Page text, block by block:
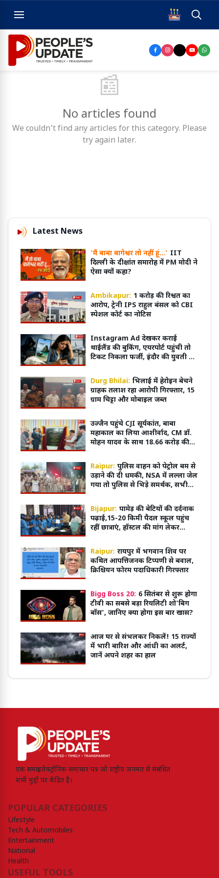
📰
No articles found
We couldn't find any articles for this category. Please
try again later.
Latest News
'मैं बाबा बागेश्वर तो नहीं हूं...' IIT
दिल्ली के दीक्षांत समारोह में PM मोदी ने
ऐसा क्यों कहा?
Ambikapur: 1 करोड़ की रिश्वत का
आरोप, ट्रेनी IPS राहुल बंसल को CBI
स्पेशल कोर्ट का नोटिस
Instagram Ad देखकर कराई
थाईलैंड की बुकिंग, एयरपोर्ट पहुंची तो
टिकट निकला फर्जी, इंदौर की युवती से
Durg Bhilai: भिलाई में हेरोइन बेचने
ग्राहक तलाश रहा आरोपी गिरफ्तार, 15
ग्राम चिट्टा और मोबाइल जब्त
उज्जैन पहुंचे CJI सूर्यकांत, बाबा
महाकाल का लिया आशीर्वाद, CM डॉ.
मोहन यादव के साथ 18.66 करोड़ की
Raipur: पुलिस वाहन को पेट्रोल बम से
उड़ाने की दी धमकी, NSA में लल्ला जेल
गया तो पुलिस से भिड़े समर्थक, सभी
Bijapur: पामेड़ की बेटियों की दर्दनाक
पढ़ाई,15-20 किमी पैदल स्कूल पहुंच
रहीं छात्राएं, हॉस्टल की मांग लेकर
Raipur: रायपुर में भगवान शिव पर
कथित आपत्तिजनक टिप्पणी से बवाल,
क्रिश्चियन फोरम पदाधिकारी गिरफ्तार
Bigg Boss 20: 6 सितंबर से शुरू होगा
टीवी का सबसे बड़ा रियलिटी शो'बिग
बॉस', जानिए क्या होगा इस बार खास?
आज घर से संभलकर निकलें! 15 राज्यों
में भारी बारिश और आंधी का अलर्ट,
जानें अपने शहर का हाल
एक समग्र इलेक्ट्रॉनिक समाचार पत्र जो राष्ट्रीय जनमत से संबंधित
सभी मुद्दों पर केंद्रित है।
POPULAR CATEGORIES
Lifestyle
Tech & Automobiles
Entertainment
National
Health
USEFUL TOOLS